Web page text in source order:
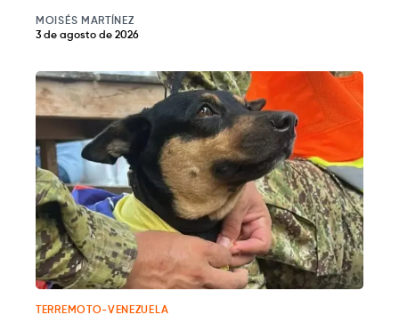
MOISÉS MARTÍNEZ
3 de agosto de 2026
TERREMOTO-VENEZUELA